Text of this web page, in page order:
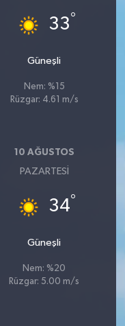
33°
Güneşli
Nem: %15
Rüzgar: 4.61 m/s
10 AĞUSTOS
PAZARTESI
34°
Güneşli
Nem: %20
Rüzgar: 5.00 m/s